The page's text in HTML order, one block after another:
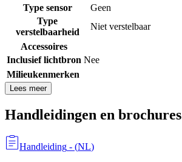
Type sensor
Geen
Type
verstelbaarheid
Niet verstelbaar
Accessoires
Inclusief lichtbron Nee
Milieukenmerken
Lees meer
Handleidingen en brochures
Handleiding - (NL)